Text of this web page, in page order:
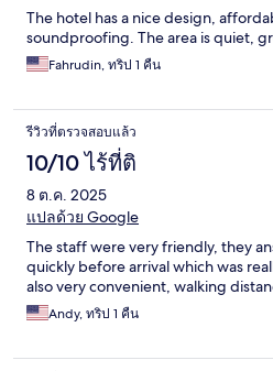
The hotel has a nice design,
soundproofing. The area is quiet,
Fahrudin, ทริป 1 คืน
รีวิวที่ตรวจสอบแล้ว
10/10 ไร้ที่ติ
8 ต.ค. 2025
แปลด้วย Google
The staff were very friendly, they
quickly before arrival which was
also very convenient, walking
Andy, ทริป 1 คืน